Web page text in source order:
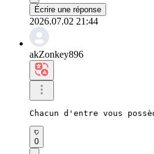
Écrire une réponse
2026.07.02 21:44
akZonkey896
Chacun d'entre vous
0